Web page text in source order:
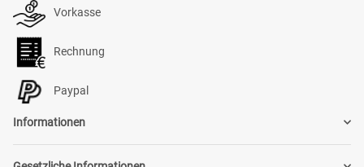
Vorkasse
Rechnung
Paypal
Informationen